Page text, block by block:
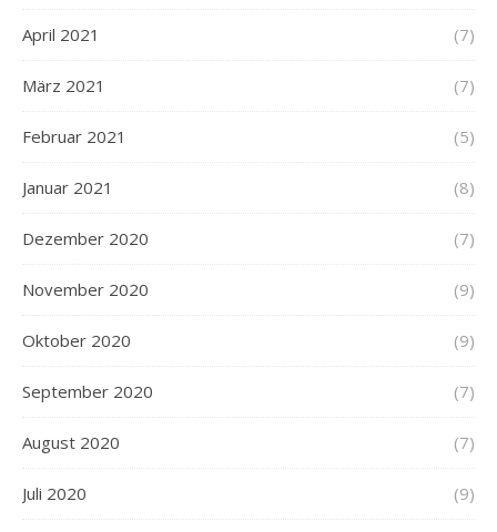
April 2021 (7)
März 2021 (7)
Februar 2021 (5)
Januar 2021 (8)
Dezember 2020 (7)
November 2020 (9)
Oktober 2020 (9)
September 2020 (7)
August 2020 (7)
Juli 2020 (9)